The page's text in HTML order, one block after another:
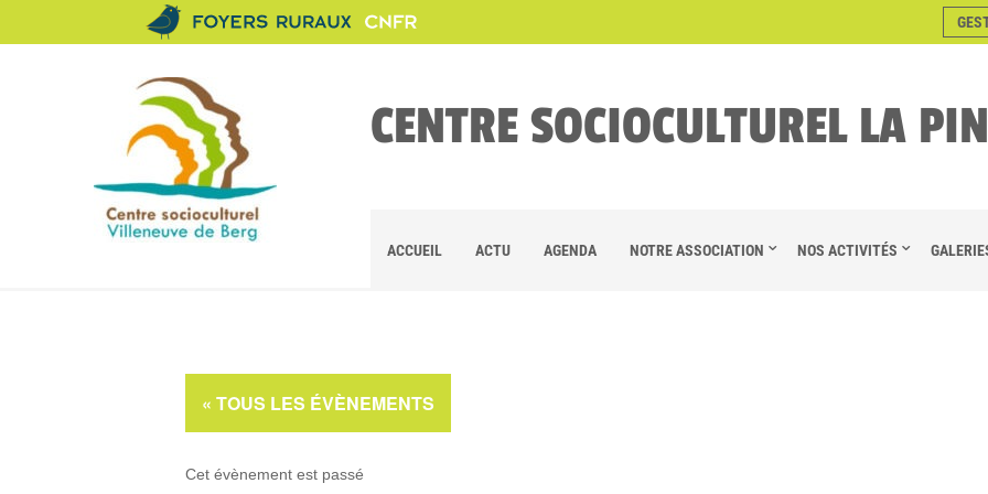
CENTRE SOCIOCULTUREL LA
ACCUEIL ACTU AGENDA NOTRE ASSOCIATION NOS ACTIVITÉS
« TOUS LES ÉVÈNEMENTS
Cet évènement est passé